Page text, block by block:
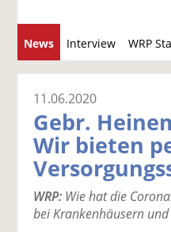
News Interview WRP
11.06.2020
Gebr.
Wir bieten
WRP: Wie hat die
bei Krankenhäusern